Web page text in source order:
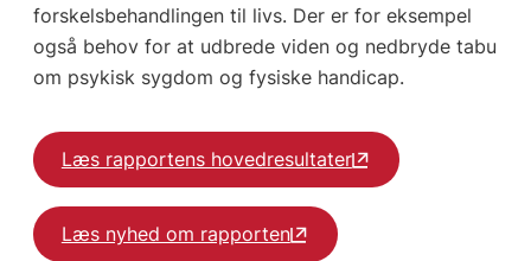
forskelsbehandlingen til livs. Der er for eksempel
også behov for at udbrede viden og nedbryde tabu
om psykisk sygdom og fysiske handicap.
Læs rapportens hovedresultater
Læs nyhed om rapporten